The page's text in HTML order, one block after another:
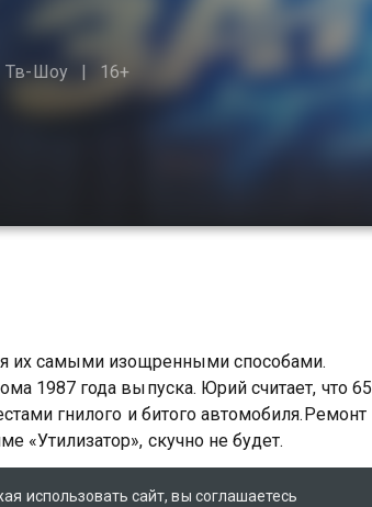
Тв-Шоу 16+
их самыми изощренными способами.
1987 года выпуска. Юрий считает, что 65
гнилого и битого автомобиля.Ремонт
«Утилизатор», скучно не будет.
бесплатно в хорошем HD
использовать сайт, вы соглашаетесь